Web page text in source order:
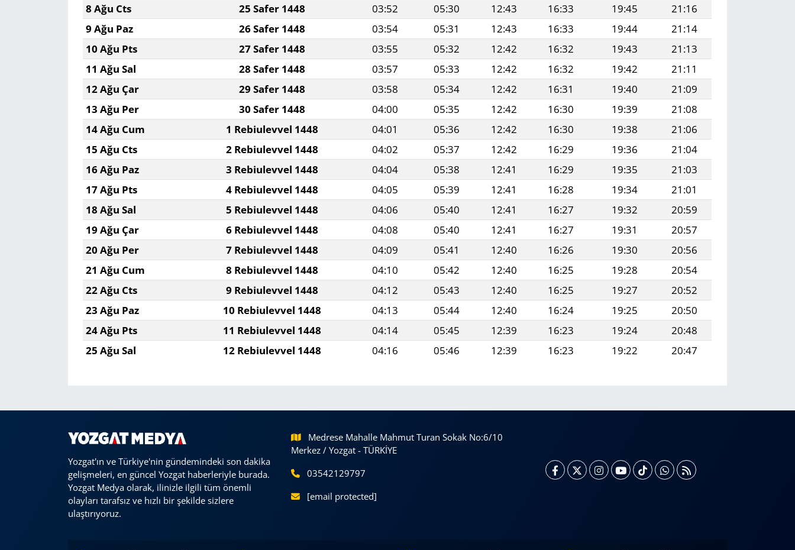
8 Ağu Cts
25 Safer 1448 03:52 05:30 12:43 16:33 19:45
21:16
9 Ağu Paz
26 Safer 1448 03:54 05:31 12:43 16:33 19:44
21:14
10 Ağu Pts
27 Safer 1448 03:55 05:32 12:42 16:32 19:43
21:13
11 Ağu Sal
28 Safer 1448 03:57 05:33 12:42 16:32 19:42
21:11
12 Ağu Çar
29 Safer 1448 03:58 05:34 12:42 16:31 19:40
21:09
13 Ağu Per
30 Safer 1448 04:00 05:35 12:42 16:30 19:39
21:08
14 Ağu Cum
1 Rebiulevvel 1448 04:01 05:36 12:42 16:30 19:38
21:06
15 Ağu Cts
2 Rebiulevvel 1448 04:02 05:37 12:42 16:29 19:36
21:04
16 Ağu Paz
3 Rebiulevvel 1448 04:04 05:38 12:41 16:29 19:35
21:03
17 Ağu Pts
4 Rebiulevvel 1448 04:05 05:39 12:41 16:28 19:34
21:01
18 Ağu Sal
5 Rebiulevvel 1448 04:06 05:40 12:41 16:27 19:32
20:59
19 Ağu Çar
6 Rebiulevvel 1448 04:08 05:40 12:41 16:27 19:31
20:57
20 Ağu Per
7 Rebiulevvel 1448 04:09 05:41 12:40 16:26 19:30
20:56
21 Ağu Cum
8 Rebiulevvel 1448 04:10 05:42 12:40 16:25 19:28
20:54
22 Ağu Cts
9 Rebiulevvel 1448 04:12 05:43 12:40 16:25 19:27
20:52
23 Ağu Paz
10 Rebiulevvel 1448 04:13 05:44 12:40 16:24 19:25
20:50
24 Ağu Pts
11 Rebiulevvel 1448 04:14 05:45 12:39 16:23 19:24
20:48
25 Ağu Sal
12 Rebiulevvel 1448 04:16 05:46 12:39 16:23 19:22 20:47
Yozgat'ın ve Türkiye'nin gündemindeki son dakika
gelişmeleri, en güncel Yozgat haberleriyle burada.
Yozgat Medya olarak, ilinizle ilgili tüm önemli
olayları tarafsız ve hızlı bir şekilde sizlere
ulaştırıyoruz.
Medrese Mahalle Mahmut Turan Sokak No:6/10
Merkez / Yozgat - TÜRKİYE
03542129797
[email protected]